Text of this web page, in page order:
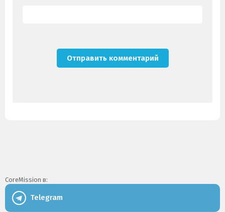
CoreMission в:
Telegram